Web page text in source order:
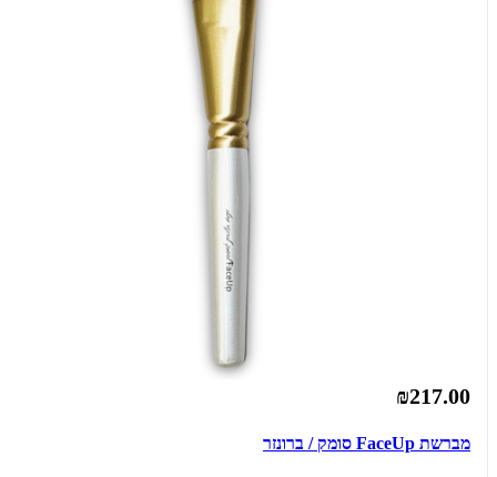
₪217.00
מברשת FaceUp סומק / ברונזר